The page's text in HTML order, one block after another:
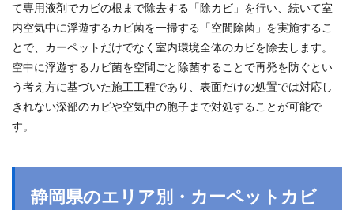
て専用液剤でカビの根まで除去する「除カビ」を行い、続いて室
内空気中に浮遊するカビ菌を一掃する「空間除菌」を実施するこ
とで、カーペットだけでなく室内環境全体のカビを除去します。
空中に浮遊するカビ菌を空間ごと除菌することで再発を防ぐとい
う考え方に基づいた施工工程であり、表面だけの処置では対応し
きれない深部のカビや空気中の胞子まで対処することが可能で
す。
静岡県のエリア別・カーペットカビ